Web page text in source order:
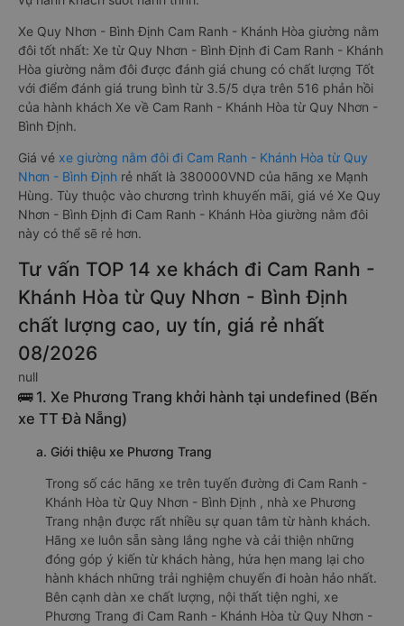
Xe Quy Nhơn - Bình Định Cam Ranh - Khánh Hòa giường nằm
đôi tốt nhất: Xe từ Quy Nhơn - Bình Định đi Cam Ranh - Khánh
Hòa giường nằm đôi được đánh giá chung có chất lượng Tốt
với điểm đánh giá trung bình từ 3.5/5 dựa trên 516 phản hồi
của hành khách Xe về Cam Ranh - Khánh Hòa từ Quy Nhơn -
Bình Định.
Giá vé xe giường nằm đôi đi Cam Ranh - Khánh Hòa từ Quy
Nhơn - Bình Định rẻ nhất là 380000VND của hãng xe Mạnh
Hùng. Tùy thuộc vào chương trình khuyến mãi, giá vé Xe Quy
Nhơn - Bình Định đi Cam Ranh - Khánh Hòa giường nằm đôi
này có thể sẽ rẻ hơn.
Tư vấn TOP 14 xe khách đi Cam Ranh -
Khánh Hòa từ Quy Nhơn - Bình Định
chất lượng cao, uy tín, giá rẻ nhất
08/2026
null
🚌 1. Xe Phương Trang khởi hành tại undefined (Bến
xe TT Đà Nẵng)
a. Giới thiệu xe Phương Trang
Trong số các hãng xe trên tuyến đường đi Cam Ranh -
Khánh Hòa từ Quy Nhơn - Bình Định , nhà xe Phương
Trang nhận được rất nhiều sự quan tâm từ hành khách.
Hãng xe luôn sẵn sàng lắng nghe và cải thiện những
đóng góp ý kiến từ khách hàng, hứa hẹn mang lại cho
hành khách những trải nghiệm chuyến đi hoàn hảo nhất.
Bên cạnh dàn xe chất lượng, nội thất tiện nghi, xe
Phương Trang đi Cam Ranh - Khánh Hòa từ Quy Nhơn -